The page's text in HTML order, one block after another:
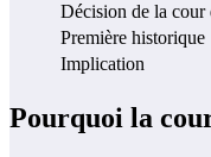
Décision de la cour
Première historique
Implication
Pourquoi la